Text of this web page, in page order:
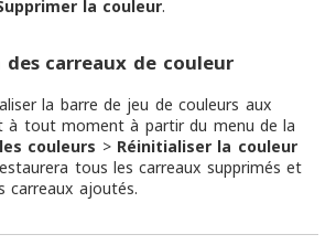
la couleur.
carreaux de couleur
la barre de jeu de couleurs aux
à tout moment à partir du menu de la
couleurs > Réinitialiser la couleur
tous les carreaux supprimés et
carreaux ajoutés.